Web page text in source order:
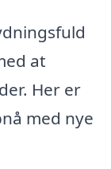
at
Her er
med nye